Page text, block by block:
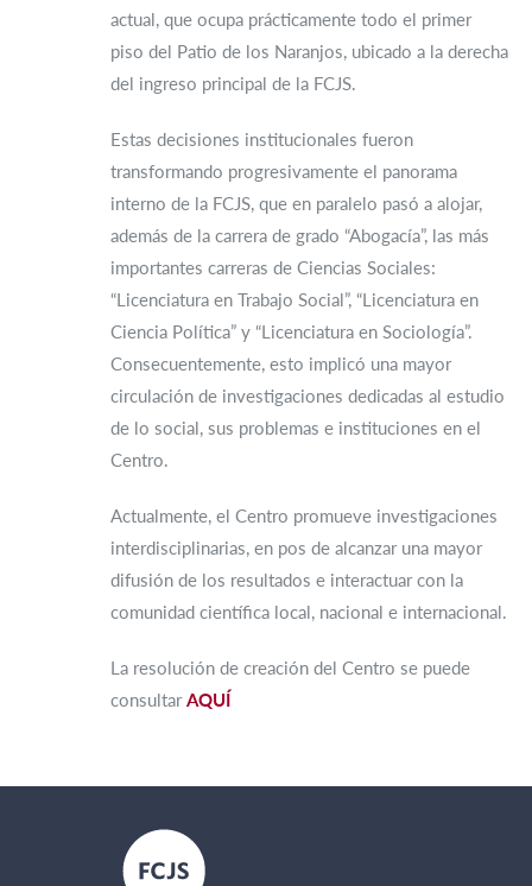
actual, que ocupa prácticamente todo el primer
piso del Patio de los Naranjos, ubicado a la derecha
del ingreso principal de la FCJS.
Estas decisiones institucionales fueron
transformando progresivamente el panorama
interno de la FCJS, que en paralelo pasó a alojar,
además de la carrera de grado “Abogacía”, las más
importantes carreras de Ciencias Sociales:
“Licenciatura en Trabajo Social”, “Licenciatura en
Ciencia Política” y “Licenciatura en Sociología”.
Consecuentemente, esto implicó una mayor
circulación de investigaciones dedicadas al estudio
de lo social, sus problemas e instituciones en el
Centro.
Actualmente, el Centro promueve investigaciones
interdisciplinarias, en pos de alcanzar una mayor
difusión de los resultados e interactuar con la
comunidad científica local, nacional e internacional.
La resolución de creación del Centro se puede
consultarAQUÍ